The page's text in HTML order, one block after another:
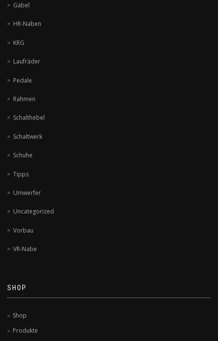
Gabel
HR-Naben
KRG
Laufräder
Pedale
Rahmen
Schalthebel
Schaltwerk
Schuhe
Tipps
Umwerfer
Uncategorized
Vorbau
VR-Nabe
SHOP
Shop
Produkte